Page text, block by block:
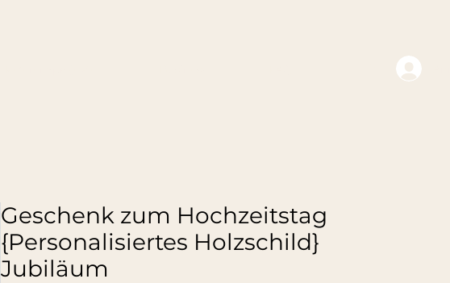
Geschenk zum Hochzeitstag
{Personalisiertes Holzschild}
Jubiläum